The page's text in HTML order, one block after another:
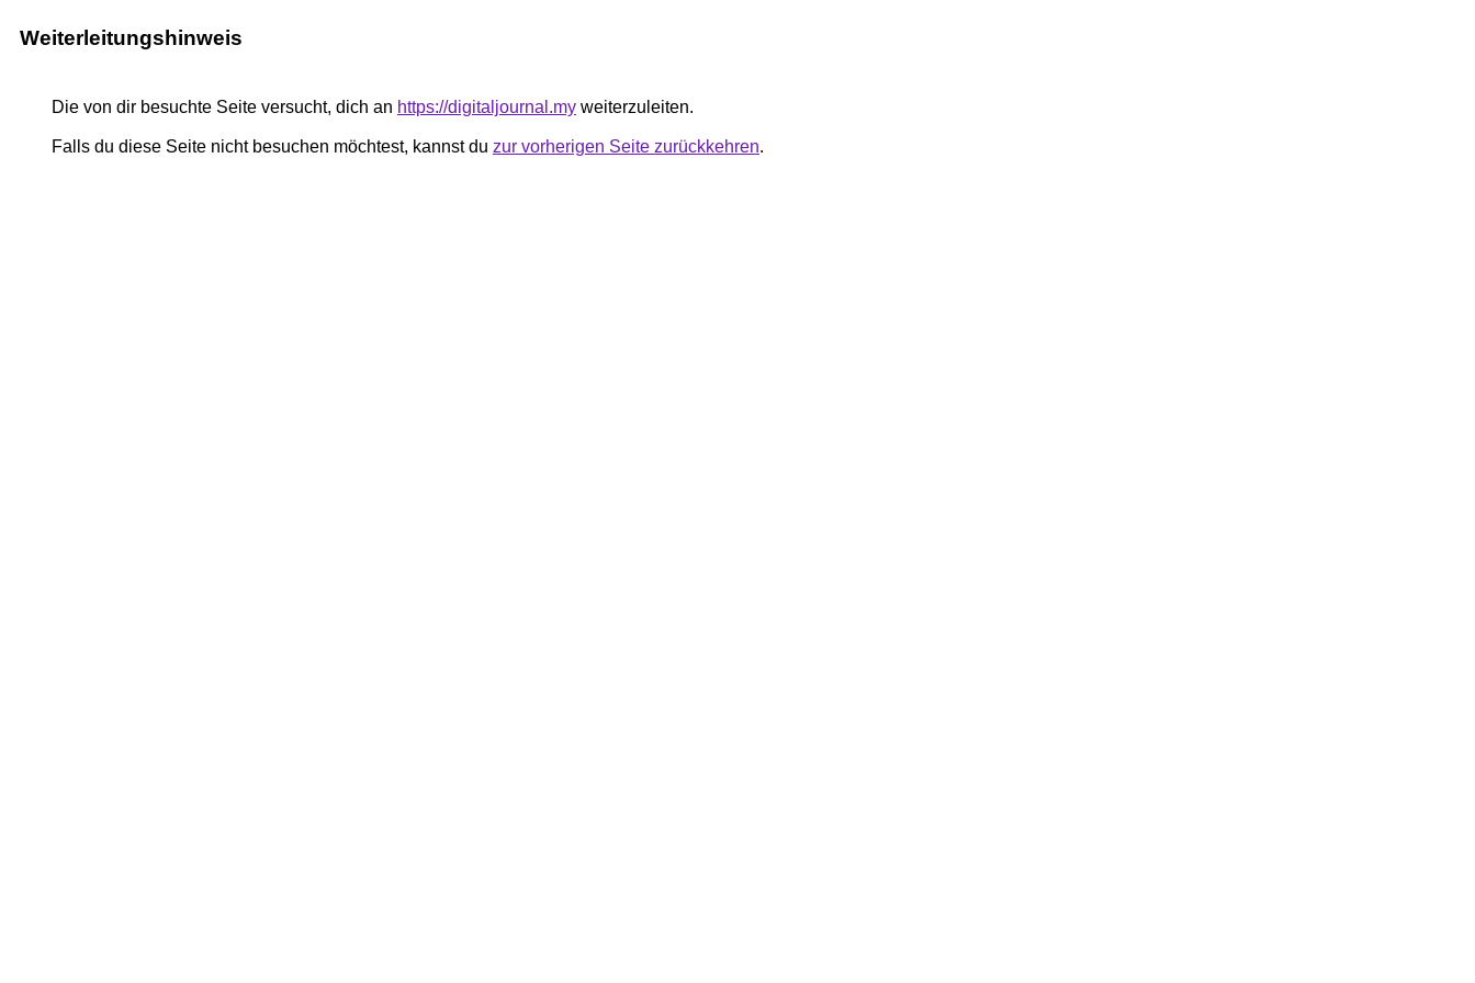
Weiterleitungshinweis
Die von dir besuchte Seite versucht, dich an https://digitaljournal.my weiterzuleiten.
Falls du diese Seite nicht besuchen möchtest, kannst du zur vorherigen Seite zurückkehren.